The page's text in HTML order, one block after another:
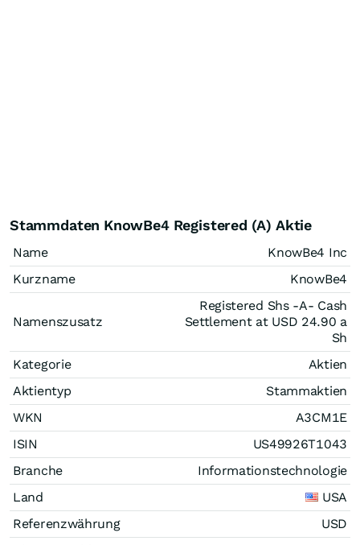
Stammdaten KnowBe4 Registered (A) Aktie
Name
KnowBe4 Inc
Kurzname
KnowBe4
Namenszusatz
Registered Shs -A- Cash
Settlement at USD 24.90 a
Sh
Kategorie
Aktien
Aktientyp
Stammaktien
WKN
A3CM1E
ISIN
US49926T1043
Branche
Informationstechnologie
Land
USA
Referenzwährung
USD